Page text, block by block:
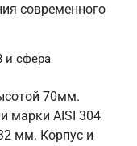
современного
и сфера
70мм.
марки AISI 304
мм. Корпус и